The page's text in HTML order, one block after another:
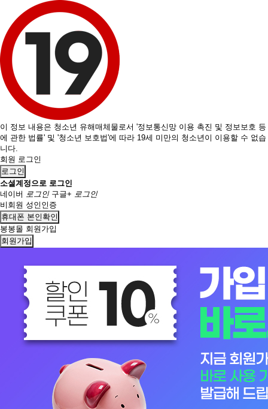
이 정보 내용은 청소년 유해매체물로서 '정보통신망 이용 촉진 및 정보보호 등
에 관한 법률' 및 '청소년 보호법'에 따라 19세 미만의 청소년이 이용할 수 없습
니다.
회원 로그인
로그인
소셜계정으로 로그인
네이버 로그인 구글+ 로그인
비회원 성인인증
휴대폰 본인확인
봉봉몰 회원가입
회원가입